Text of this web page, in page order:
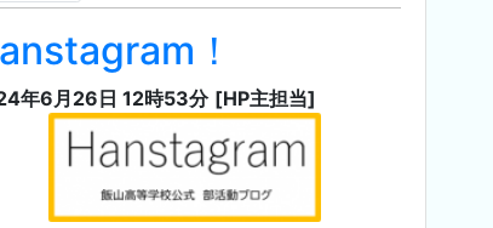
！
年6月26日 12時53分 [HP主担当]